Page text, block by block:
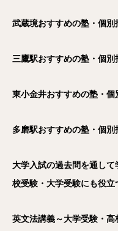
武蔵境おすすめの塾・個別
三鷹駅おすすめの塾・個別
東小金井おすすめの塾・個
多磨駅おすすめの塾・個別
大学入試の過去問を通し
校受験・大学受験にも役立
英文法講義～大学受験・高